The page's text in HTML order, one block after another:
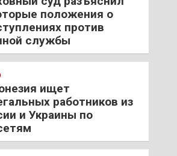
положения о
против
службы
ищет
работников из
и Украины по